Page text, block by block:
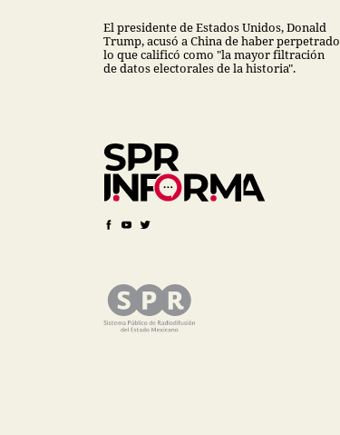
El presidente de Estados Unidos, Donald
Trump, acusó a China de haber perpetrado
lo que calificó como "la mayor filtración
de datos electorales de la historia".